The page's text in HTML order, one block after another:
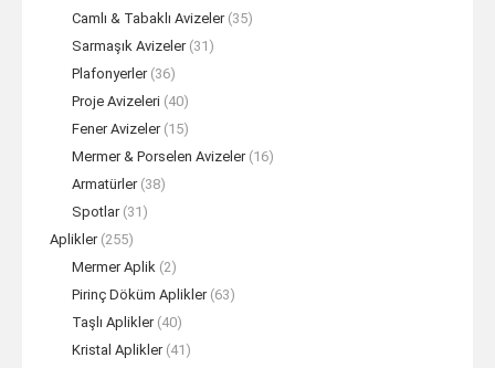
Camlı & Tabaklı Avizeler (35)
Sarmaşık Avizeler (31)
Plafonyerler (36)
Proje Avizeleri (40)
Fener Avizeler (15)
Mermer & Porselen Avizeler (16)
Armatürler (38)
Spotlar (31)
Aplikler (255)
Mermer Aplik (2)
Pirinç Döküm Aplikler (63)
Taşlı Aplikler (40)
Kristal Aplikler (41)